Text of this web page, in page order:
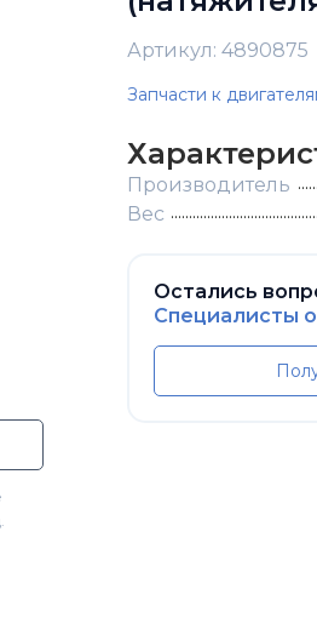
Артикул: 4890875
Запчасти к
Производитель
Вес
Остались
Специалисты